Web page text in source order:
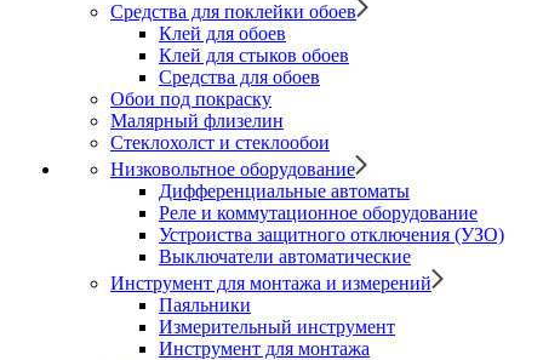
Средства для поклейки обоев
Клей для обоев
Клей для стыков обоев
Средства для обоев
Обои под покраску
Малярный флизелин
Стеклохолст и стеклообои
Низковольтное оборудование
Дифференциальные автоматы
Реле и коммутационное оборудование
Устроиства защитного отключения (УЗО)
Выключатели автоматические
Инструмент для монтажа и измерений
Паяльники
Измерительный инструмент
Инструмент для монтажа